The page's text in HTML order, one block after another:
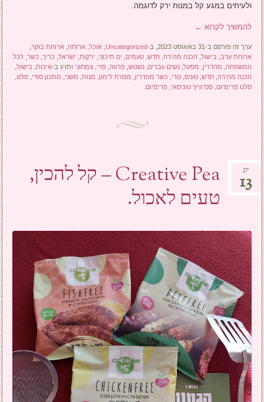
ולעיתים במגע קל במנות ירק לדוגמה.
להמשיך לקרוא ←
ערך זה פורסם ב-31 באוגוסט 2023, ב- Uncategorized
,אוכל ,ארוחה ,ארוחת בוקר
ארוחת ערב בישול הכנה מהירה ,חדש ,טעמים ים תיכוני ירקות ישראל כריך כשר ,לכל
המשפחה מהדרין מפעל ,נשים-גברים ,נשנוש פרווה פרי ,צמחוני ותויג ב-איכות בישול
הכנה מהירה ,חדש ,טעים ,טרי כשר מהדרין ממרח לימון מנות משני מתכון סודי ,סלט
סלט פרימיום ,סנדוויץ' טוניסאי פרימיום
Creative Pea – קל להכין,
טעים לאכול.
יונ
13